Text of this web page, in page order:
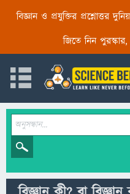
বিজ্ঞান ও প্রযুক্তির প্রশ্নোত্তর
জিতে নিন পুরস্কার,